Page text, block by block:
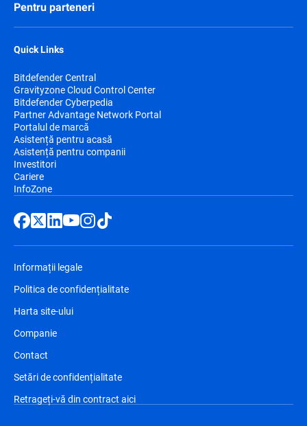
Pentru parteneri
Quick Links
Bitdefender Central
Gravityzone Cloud Control Center
Bitdefender Cyberpedia
Partner Advantage Network Portal
Portalul de marcă
Asistență pentru acasă
Asistență pentru companii
Investitori
Cariere
InfoZone
Informații legale
Politica de confidențialitate
Harta site-ului
Companie
Contact
Setări de confidențialitate
Retrageți-vă din contract aici